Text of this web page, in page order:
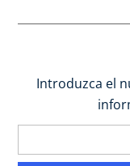
Introduzca el